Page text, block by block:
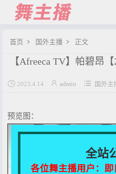
最新发布
国内主播
主播合集
用户中心
首页  国外主播  正文
【Afreeca TV】帕碧昂【
 2023.4.14  admin  国外主
预览图：
全站
各位舞主播用户：